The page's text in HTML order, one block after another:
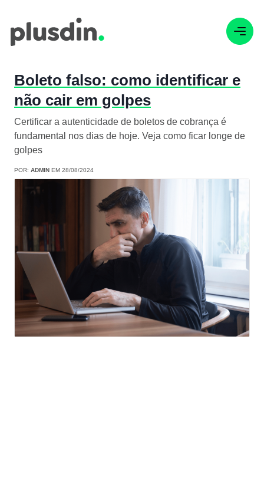
Boleto falso: como identificar e
não cair em golpes
Certificar a autenticidade de boletos de cobrança é
fundamental nos dias de hoje. Veja como ficar longe de
golpes
POR: ADMIN EM 28/08/2024